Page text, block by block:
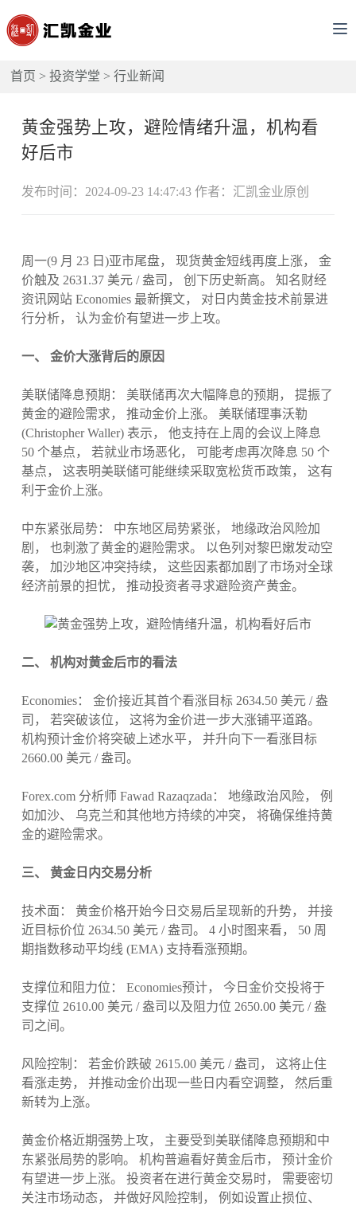
首页 >投资学堂 >行业新闻
黄金强势上攻，避险情绪升温，机构看
好后市
发布时间：2024-09-23 14:47:43 作者：汇凯金业原创
周一(9 月 23 日)亚市尾盘， 现货黄金短线再度上涨， 金
价触及 2631.37 美元 / 盎司， 创下历史新高。 知名财经
资讯网站 Economies 最新撰文， 对日内黄金技术前景进
行分析， 认为金价有望进一步上攻。
一、 金价大涨背后的原因
美联储降息预期： 美联储再次大幅降息的预期， 提振了
黄金的避险需求， 推动金价上涨。 美联储理事沃勒
(Christopher Waller) 表示， 他支持在上周的会议上降息
50 个基点， 若就业市场恶化， 可能考虑再次降息 50 个
基点， 这表明美联储可能继续采取宽松货币政策， 这有
利于金价上涨。
中东紧张局势： 中东地区局势紧张， 地缘政治风险加
剧， 也刺激了黄金的避险需求。 以色列对黎巴嫩发动空
袭， 加沙地区冲突持续， 这些因素都加剧了市场对全球
经济前景的担忧， 推动投资者寻求避险资产黄金。
二、 机构对黄金后市的看法
Economies： 金价接近其首个看涨目标 2634.50 美元 / 盎
司， 若突破该位， 这将为金价进一步大涨铺平道路。
机构预计金价将突破上述水平， 并升向下一看涨目标
2660.00 美元 / 盎司。
Forex.com 分析师 Fawad Razaqzada： 地缘政治风险， 例
如加沙、 乌克兰和其他地方持续的冲突， 将确保维持黄
金的避险需求。
三、 黄金日内交易分析
技术面： 黄金价格开始今日交易后呈现新的升势， 并接
近目标价位 2634.50 美元 / 盎司。 4 小时图来看， 50 周
期指数移动平均线 (EMA) 支持看涨预期。
支撑位和阻力位： Economies预计， 今日金价交投将于
支撑位 2610.00 美元 / 盎司以及阻力位 2650.00 美元 / 盎
司之间。
风险控制： 若金价跌破 2615.00 美元 / 盎司， 这将止住
看涨走势， 并推动金价出现一些日内看空调整， 然后重
新转为上涨。
黄金价格近期强势上攻， 主要受到美联储降息预期和中
东紧张局势的影响。 机构普遍看好黄金后市， 预计金价
有望进一步上涨。 投资者在进行黄金交易时， 需要密切
关注市场动态， 并做好风险控制， 例如设置止损位、